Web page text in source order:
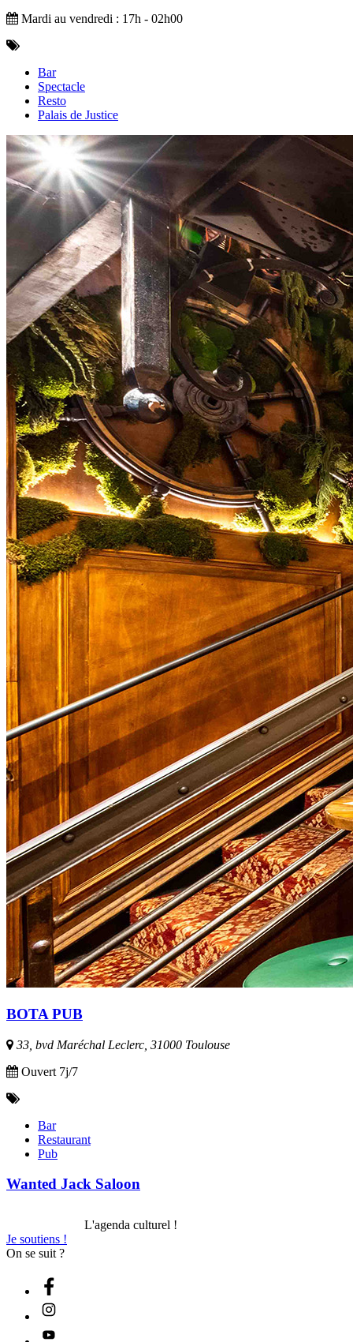
Mardi au vendredi : 17h - 02h00
Bar
Spectacle
Resto
Palais de Justice
BOTA PUB
33, bvd Maréchal Leclerc, 31000 Toulouse
Ouvert 7j/7
Bar
Restaurant
Pub
Wanted Jack Saloon
L'agenda culturel !
Je soutiens !
On se suit ?